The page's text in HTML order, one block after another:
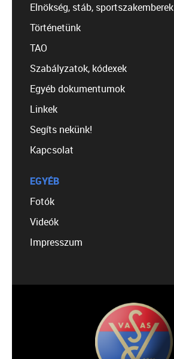
Elnökség, stáb, sportszakemberek
Történetünk
TAO
Szabályzatok, kódexek
Egyéb dokumentumok
Linkek
Segíts nekünk!
Kapcsolat
EGYÉB
Fotók
Videók
Impresszum